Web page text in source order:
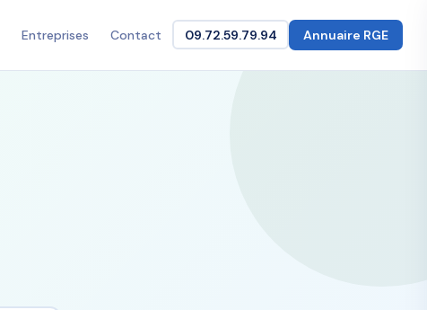
Entreprises Contact 09.72.59.79.94 Annuaire RGE